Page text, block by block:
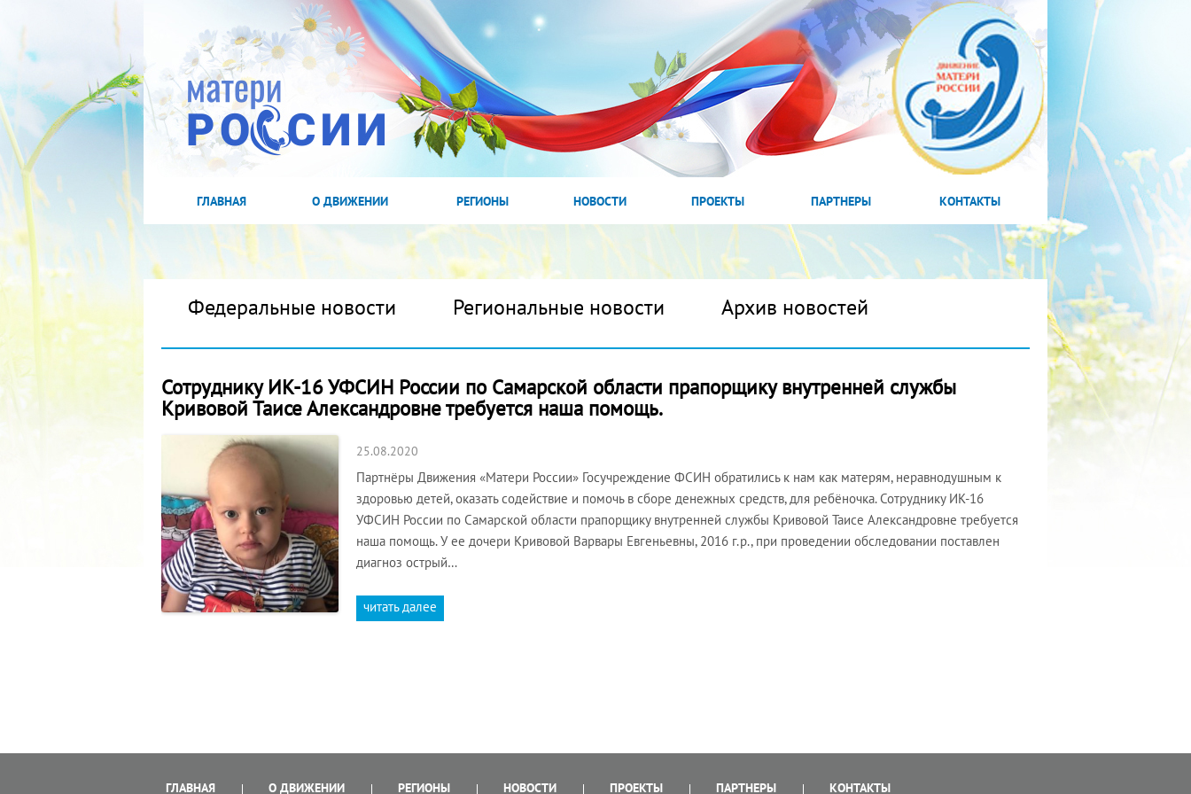
ГЛАВНАЯ О ДВИЖЕНИИ РЕГИОНЫ НОВОСТИ ПРОЕКТЫ ПАРТНЕРЫ КОНТАКТЫ
Федеральные новости Региональные новости Архив новостей
Сотруднику ИК-16 УФСИН России по Самарской области прапорщику внутренней службы
Кривовой Таисе Александровне требуется наша помощь.
25.08.2020
Партнёры Движения «Матери России» Госучреждение ФСИН обратились к нам как матерям, неравнодушным к
здоровью детей, оказать содействие и помочь в сборе денежных средств, для ребёночка. Сотруднику ИК-16
УФСИН России по Самарской области прапорщику внутренней службы Кривовой Таисе Александровне требуется
наша помощь. У ее дочери Кривовой Варвары Евгеньевны, 2016 г.р., при проведении обследовании поставлен
диагноз острый…
читать далее
ГЛАВНАЯ О ДВИЖЕНИИ РЕГИОНЫ НОВОСТИ ПРОЕКТЫ ПАРТНЕРЫ КОНТАКТЫ